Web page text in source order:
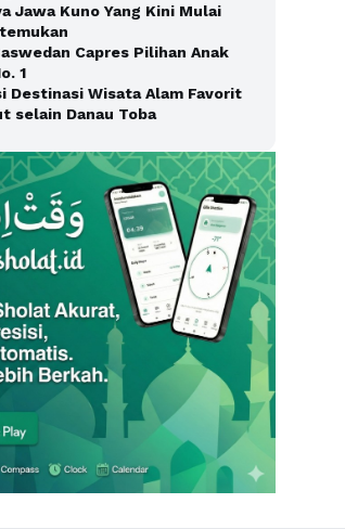
Jawa Kuno Yang Kini Mulai
Capres Pilihan Anak
1
Destinasi Wisata Alam Favorit
selain Danau Toba